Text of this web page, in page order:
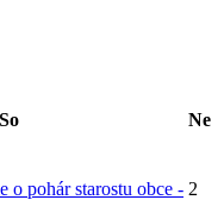
So Ne
o pohár starostu obce - 2